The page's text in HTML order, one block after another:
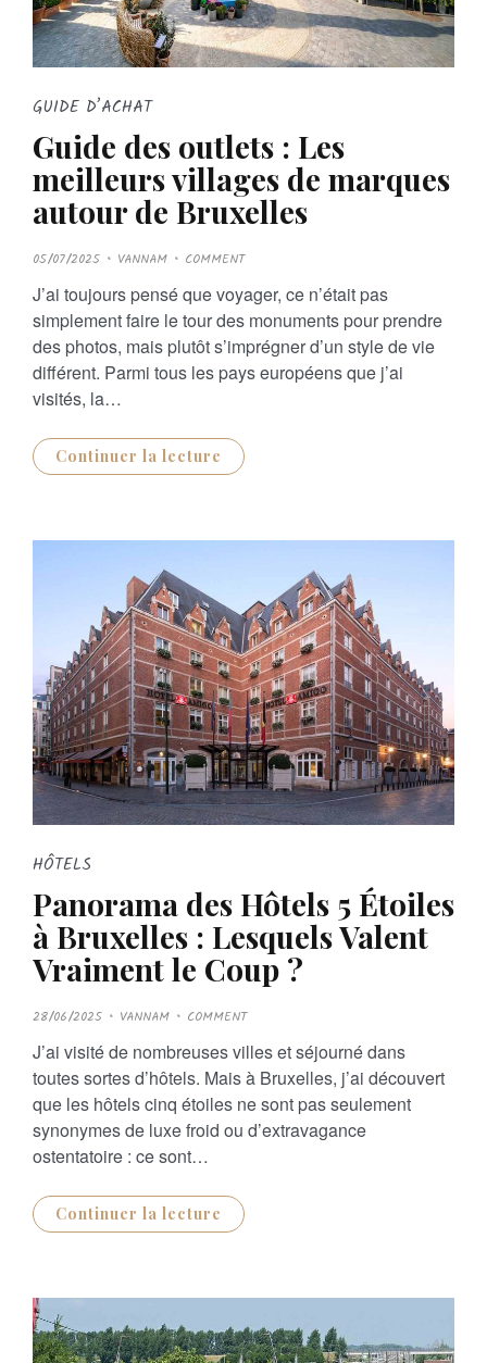
GUIDE D’ACHAT
Guide des outlets : Les
meilleurs villages de marques
autour de Bruxelles
P
O
T
E
D
O
N
05/07/2025 VANNAM COMMENT
J’ai toujours pensé que voyager, ce n’était pas
simplement faire le tour des monuments pour prendre
des photos, mais plutôt s’imprégner d’un style de vie
différent. Parmi tous les pays européens que j’ai
visités, la…
Continuer la lecture
HÔTELS
Panorama des Hôtels 5 Étoiles
à Bruxelles : Lesquels Valent
Vraiment le Coup ?
P
O
T
E
D
O
N
28/06/2025 VANNAM COMMENT
J’ai visité de nombreuses villes et séjourné dans
toutes sortes d’hôtels. Mais à Bruxelles, j’ai découvert
que les hôtels cinq étoiles ne sont pas seulement
synonymes de luxe froid ou d’extravagance
ostentatoire : ce sont…
Continuer la lecture